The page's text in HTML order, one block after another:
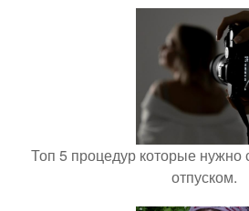
Топ 5 процедур которые нужно
отпуском.